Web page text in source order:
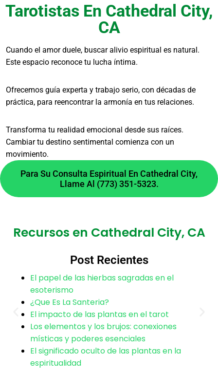
para crear escudos energéticos en el hogar.
¿Qué señales indican un
bloqueo energético?
pesadillas o sentirte estancado sin razón
aparente son indicios comunes. Una evaluación
estas energías bloqueadas.
¿Hacen trabajos de
abundancia cerca de
Cathedral City, CA?
realizamos rituales personalizados para atraer
velones, baños de florecimiento y talismanes
consagrados, siempre dentro de un marco
ético.
¿Qué no debe hacer un
ritual de amor?
Nunca debe buscar controlar o dañar la
voluntad de otra persona. Un trabajo ético se
Tarotistas En Cathedral City,
CA
Cuando el amor duele, buscar alivio espiritual es natural.
Este espacio reconoce tu lucha íntima.
Ofrecemos guía experta y trabajo serio, con décadas de
práctica, para reencontrar la armonía en tus relaciones.
Transforma tu realidad emocional desde sus raíces.
Cambiar tu destino sentimental comienza con un
movimiento.
Para Su Consulta Espiritual En Cathedral City,
Llame Al (773) 351-5323.
Recursos en Cathedral City, CA
Post Recientes
El papel de las hierbas sagradas en el
esoterismo
¿Que Es La Santeria?
El impacto de las plantas en el tarot
Los elementos y los brujos: conexiones
místicas y poderes esenciales
El significado oculto de las plantas en la
espiritualidad